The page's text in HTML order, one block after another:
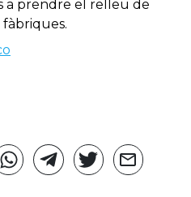
a prendre el relleu de